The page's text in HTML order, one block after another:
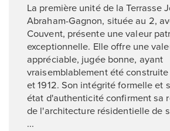
La première unité de la Terrasse
Abraham-Gagnon, située au 2,
Couvent, présente une valeur
exceptionnelle. Elle offre une
appréciable, jugée bonne, ayant
vraisemblablement été construite
et 1912. Son intégrité formelle et
état d'authenticité confirment sa
de l'architecture résidentielle de
...